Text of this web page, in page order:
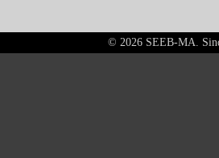
© 2026 SEEB-MA.